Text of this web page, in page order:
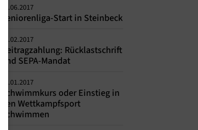
18.06.2017
Seniorenliga-Start in Steinbeck
01.02.2017
Beitragzahlung: Rücklastschrift
und SEPA-Mandat
01.01.2017
Schwimmkurs oder Einstieg in
den Wettkampfsport
Schwimmen